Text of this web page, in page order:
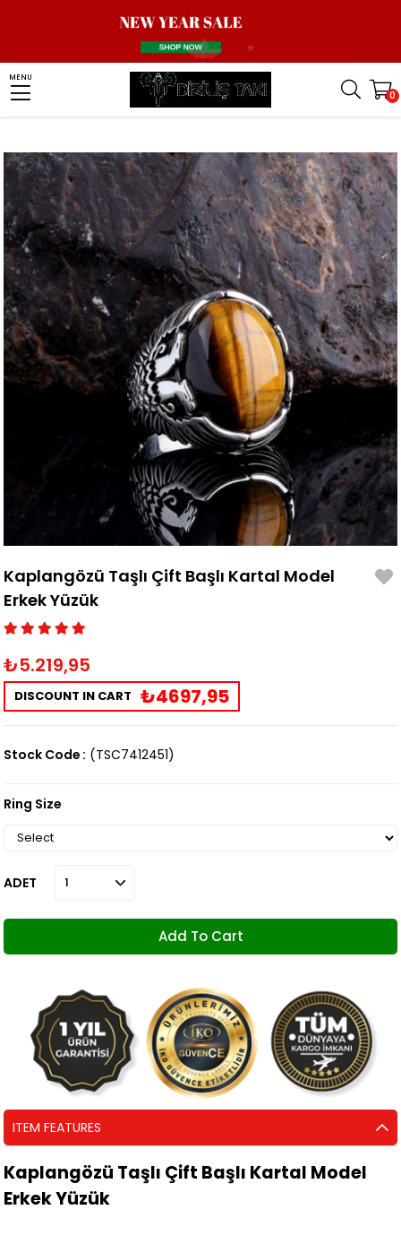
MENU
0
Men Silver Ring Stone Ring Tiger Eye Stone Ring
Kaplangözü Taşlı Çift Başlı Kartal Model Erkek Yüzük
Kaplangözü Taşlı Çift Başlı Kartal Model
Erkek Yüzük
₺5.219,95
DISCOUNT IN CART ₺4697,95
Stock Code (TSC7412451)
Ring Size
ADET
ITEM FEATURES
Kaplangözü Taşlı Çift Başlı Kartal Model
Erkek Yüzük